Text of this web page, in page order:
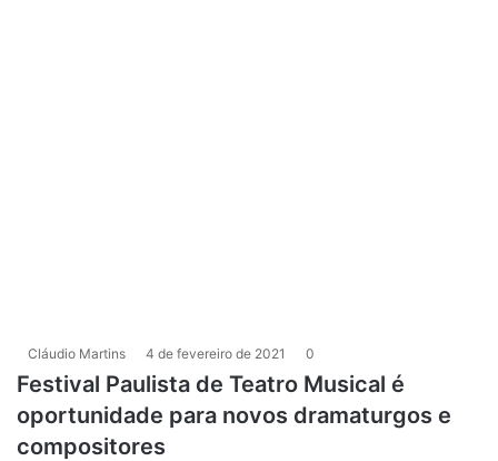
Cláudio Martins 4 de fevereiro de 2021 0
Festival Paulista de Teatro Musical é
oportunidade para novos dramaturgos e
compositores